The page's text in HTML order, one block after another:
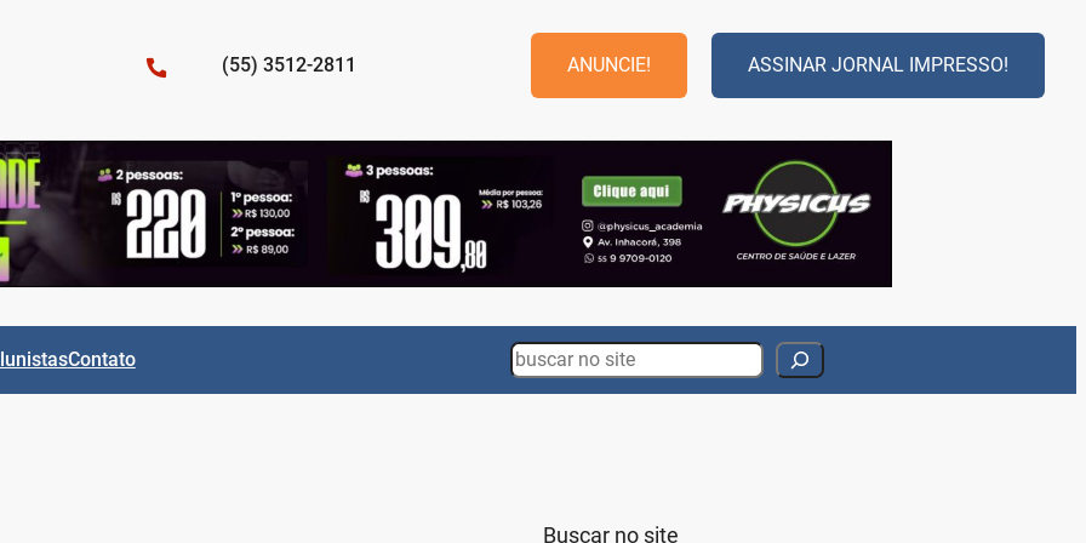
(55) 3512-2811 ANUNCIE! ASSINAR JORNAL IMPRESSO!
Contato Search
Buscar no site